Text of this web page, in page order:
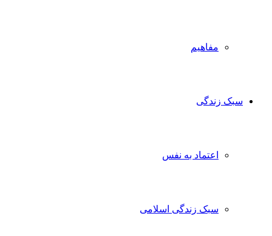
مفاهیم
سبک زندگی
اعتماد به نفس
سبک زندگی اسلامی